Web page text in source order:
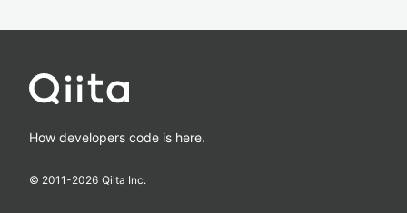
How developers code is here.
© 2011-2026 Qiita Inc.